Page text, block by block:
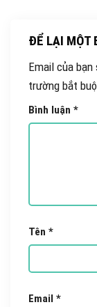
ĐỂ LẠI MỘT
Email của
trường bắt
Bình luận *
Tên *
Email *